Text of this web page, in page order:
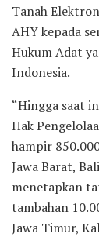
Tanah
AHY kepada
Hukum Adat
Indonesia.
“Hingga saat
Hak
hampir
Jawa Barat,
menetapkan
tambahan
Jawa Timur,